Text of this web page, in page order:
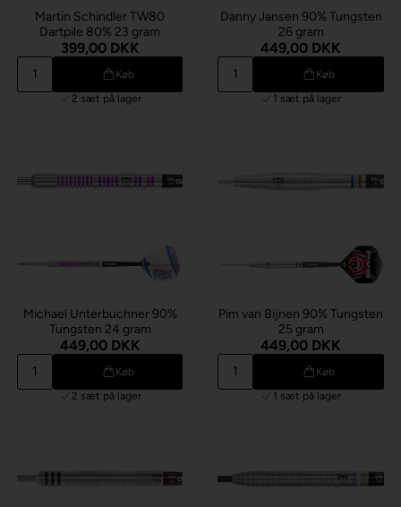
Martin Schindler TW80
Dartpile 80% 23 gram
399,00 DKK
Køb
2 sæt på lager
Danny Jansen 90% Tungsten
26 gram
449,00 DKK
Køb
1 sæt på lager
Michael Unterbuchner 90%
Tungsten 24 gram
449,00 DKK
Køb
2 sæt på lager
Pim van Bijnen 90% Tungsten
25 gram
449,00 DKK
Køb
1 sæt på lager